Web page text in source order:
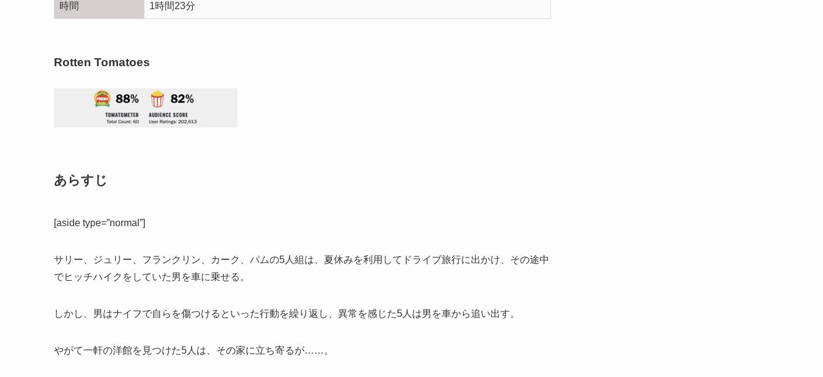
時間 1時間23分
Rotten Tomatoes
あらすじ
[aside type=”normal”]
サリー、ジュリー、フランクリン、カーク、パムの5人組は、夏休みを利用してドライブ旅行に出かけ、その途中
でヒッチハイクをしていた男を車に乗せる。
しかし、男はナイフで自らを傷つけるといった行動を繰り返し、異常を感じた5人は男を車から追い出す。
やがて一軒の洋館を見つけた5人は、その家に立ち寄るが……。